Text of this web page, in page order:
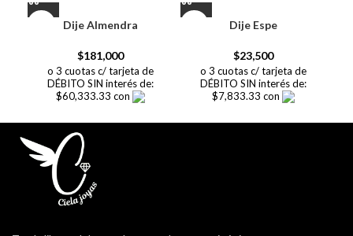
Dije Almendra
$181,000
o 3 cuotas c/ tarjeta de
DÉBITO SIN interés de:
$60,333.33 con
Dije Espe
$23,500
o 3 cuotas c/ tarjeta de
DÉBITO SIN interés de:
$7,833.33 con